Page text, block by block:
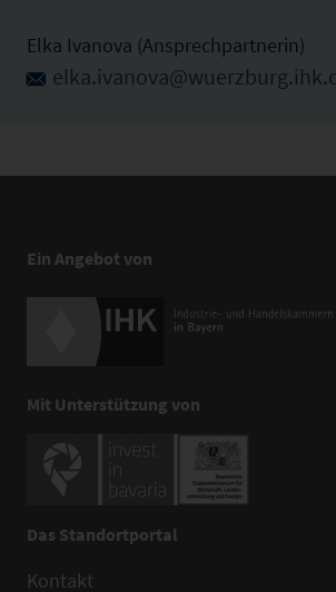
Elka Ivanova (Ansprechpartnerin)
Ein Angebot von
Mit Unterstützung von
Das Standortportal
Kontakt